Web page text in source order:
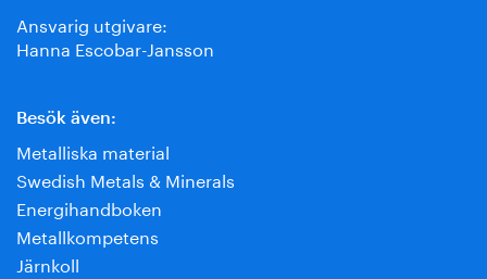
Ansvarig utgivare:
Hanna Escobar-Jansson
Besök även:
Metalliska material
Swedish Metals & Minerals
Energihandboken
Metallkompetens
Järnkoll